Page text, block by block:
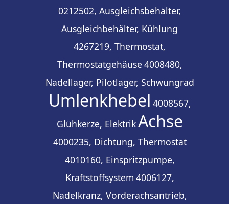
0212502, Ausgleichsbehälter,
Ausgleichbehälter, Kühlung
4267219, Thermostat,
Thermostatgehäuse 4008480,
Nadellager, Pilotlager, Schwungrad
Umlenkhebel 4008567,
Glühkerze, ElektrikAchse
4000235, Dichtung, Thermostat
4010160, Einspritzpumpe,
Kraftstoffsystem 4006127,
Nadelkranz, Vorderachsantrieb,